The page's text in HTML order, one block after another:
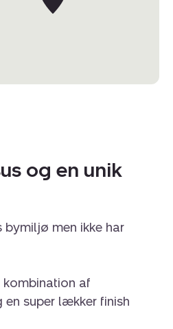
og en unik
men ikke har
kombination af
super lækker finish